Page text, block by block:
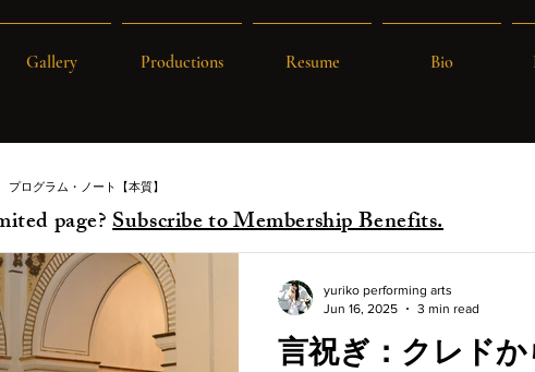
Gallery Productions Resume Bio
プログラム・ノート【本質】
言祝ぎ：クレド
yuriko performing arts
Jun 16, 2025
3 min read
page?Subscribe to Membership Benefits.